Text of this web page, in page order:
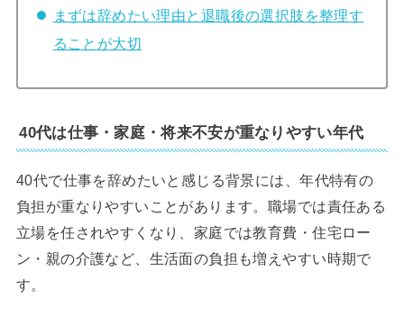
まずは辞めたい理由と退職後の選択肢を整理す
ることが大切
40代は仕事・家庭・将来不安が重なりやすい年代
40代で仕事を辞めたいと感じる背景には、年代特有の
負担が重なりやすいことがあります。職場では責任ある
立場を任されやすくなり、家庭では教育費・住宅ロー
ン・親の介護など、生活面の負担も増えやすい時期で
す。